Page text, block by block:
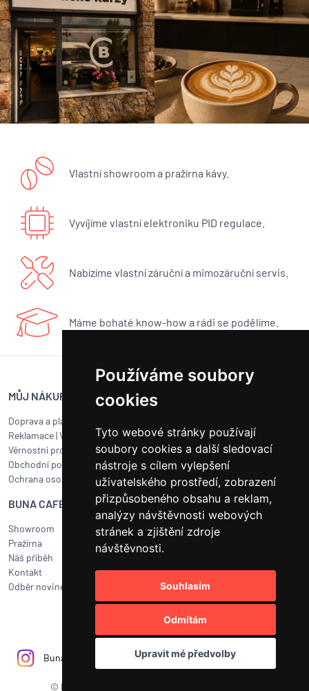
Používáme soubory
cookies
Tyto webové stránky používají
soubory cookies a další sledovací
nástroje s cílem vylepšení
uživatelského prostředí, zobrazení
přizpůsobeného obsahu a reklam,
analýzy návštěvnosti webových
stránek a zjištění zdroje
návštěvnosti.
Souhlasím
Odmítám
Upravit mé předvolby
Vlastní showroom a pražírna kávy.
Vyvíjíme vlastní elektroniku PID regulace.
Nabízíme vlastní záruční a mimozáruční servis.
Máme bohaté know-how a rádi se podělíme.
MŮJ NÁKUP
Doprava a platba
Reklamace|Vrácení zboží
Věrnostní program
Obchodní podmínky
Ochrana osobních údajů
Objednat servis
Jak připravit balík na přepravu?
Čištění a údržba
Kariéra
BUNA CAFÉ
Showroom
Pražírna
Náš příběh
Kontakt
Odběr novinek
RYCHLÝ KONTAKT
BUNA CAFÉ
obchod@bunacafe.cz
+420 311 236 236
© BUNA CAFÉ 2011 - 2026
Bunacafecz Bunacafe.cz